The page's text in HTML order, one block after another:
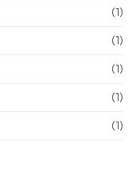
(1)
(1)
(1)
(1)
(1)